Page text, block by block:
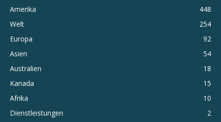
Amerika
448
Welt
254
Europa
92
Asien
54
Australien
18
Kanada
15
Afrika
10
Dienstleistungen
2